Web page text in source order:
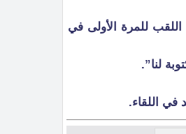
اللقب للمرة الأولى في
لنا”.